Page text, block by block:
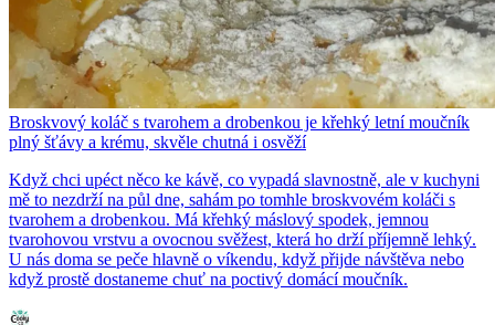
Broskvový koláč s tvarohem a drobenkou je křehký letní moučník
plný šťávy a krému, skvěle chutná i osvěží
Když chci upéct něco ke kávě, co vypadá slavnostně, ale v kuchyni
mě to nezdrží na půl dne, sahám po tomhle broskvovém koláči s
tvarohem a drobenkou. Má křehký máslový spodek, jemnou
tvarohovou vrstvu a ovocnou svěžest, která ho drží příjemně lehký.
U nás doma se peče hlavně o víkendu, když přijde návštěva nebo
když prostě dostaneme chuť na poctivý domácí moučník.